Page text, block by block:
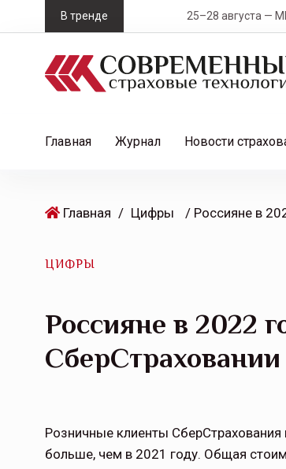
k
В тренде 25–28 августа — MIMS
Главная Журнал Новости
Главная / Цифры
ЦИФРЫ
Россияне в 2022
Розничные клиенты
больше, чем в 2021 году. Общая